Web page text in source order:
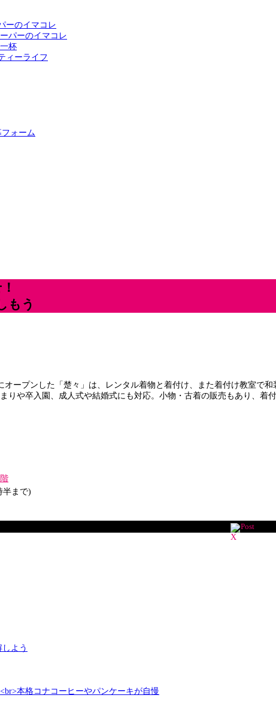
ーのイマコレ
パーのイマコレ
杯
ィーライフ
フォーム
もう
ープンした「楚々」は、レンタル着物と着付け、また着付け教室で
りや卒入園、成人式や結婚式にも対応。小物・古着の販売もあり、
半まで)
Post
よう